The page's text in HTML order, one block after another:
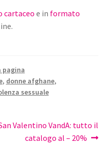
cartaceo e in formato
pagina
, donne afghane,
sessuale
successivo:
Valentino VandA: tutto il
catalogo al – 20%